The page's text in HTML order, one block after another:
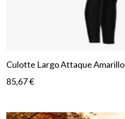
Culotte Largo Attaque Amarillo
85,67€